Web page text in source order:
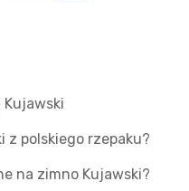
Kujawski
z polskiego rzepaku?
na zimno Kujawski?